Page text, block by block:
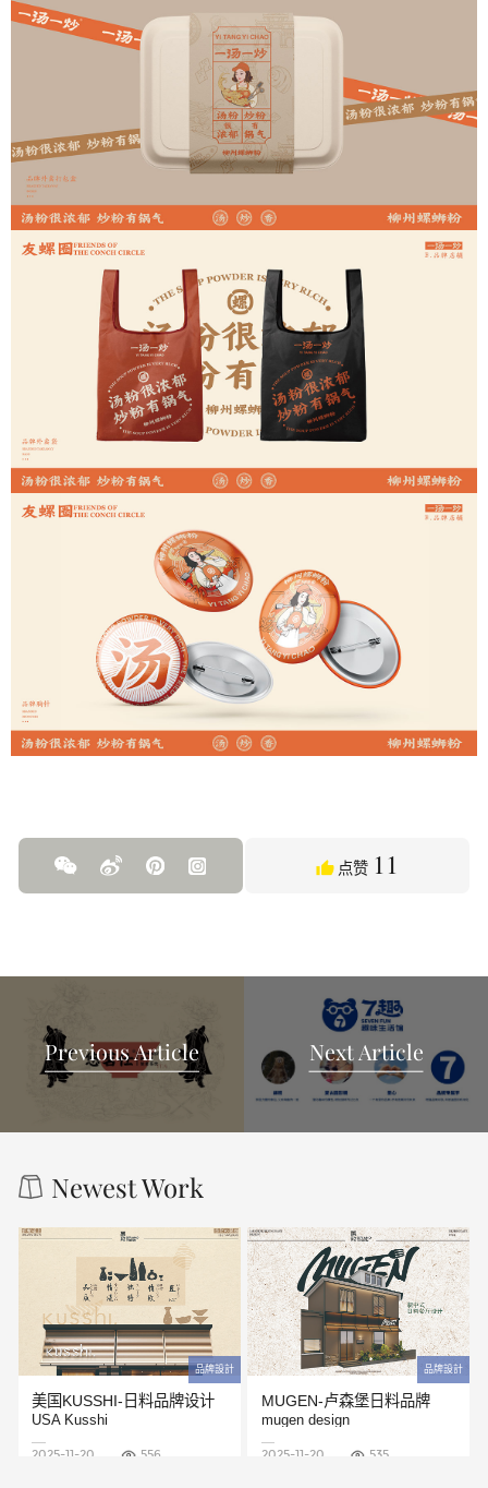
点赞 11
Previous Article Next Article
Newest Work
品牌設計
美国KUSSHI-日料品牌设计
USA Kusshi
2025-11-20 556
品牌設計
MUGEN-卢森堡日料品牌
mugen design
2025-11-20 535